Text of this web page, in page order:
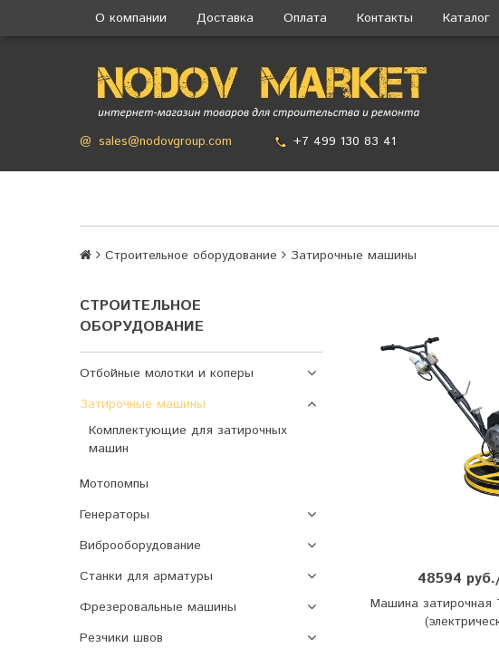
О компании Доставка Оплата Контакты Каталог
@ sales@nodovgroup.com +7 499 130 83 41
Строительное оборудование Затирочные машины
СТРОИТЕЛЬНОЕ
ОБОРУДОВАНИЕ
Отбойные молотки и коперы
Затирочные машины
Комплектующие для затирочных
машин
Мотопомпы
Генераторы
Виброоборудование
Станки для арматуры
Фрезеровальные машины
Резчики швов
48594
Машина затирочная